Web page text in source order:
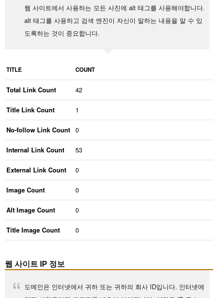
웹 사이트에서 사용하는 모든 사진에 alt 태그를 사용해야합니다.
alt 태그를 사용하고 검색 엔진이 자신이 말하는 내용을 알 수 있
도록하는 것이 중요합니다.
TITLE COUNT
Total Link Count 42
Title Link Count 1
No-follow Link Count 0
Internal Link Count 53
External Link Count 0
Image Count 0
Alt Image Count 0
Title Image Count 0
웹 사이트 IP 정보
도메인은 인터넷에서 귀하 또는 귀하의 회사 ID입니다. 인터넷에